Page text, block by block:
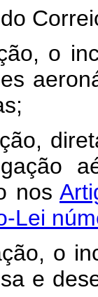
nos
Lei
o
e